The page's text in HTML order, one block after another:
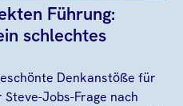
Führung:
schlechtes
Denkanstöße für
Jobs-Frage nach